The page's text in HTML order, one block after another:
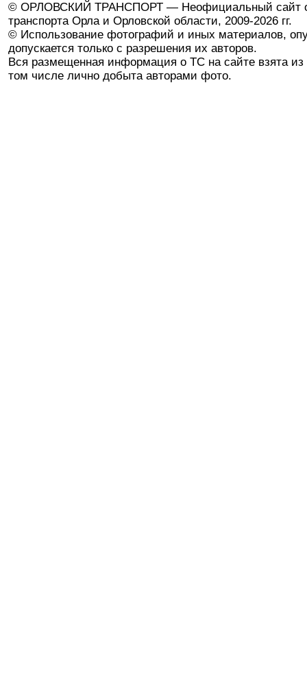
© ОРЛОВСКИЙ ТРАНСПОРТ — Неофициальный сайт
транспорта Орла и Орловской области, 2009-2026 гг.
© Использование фотографий и иных материалов,
допускается только с разрешения их авторов.
Вся размещенная информация о ТС на сайте взята из
том числе лично добыта авторами фото.